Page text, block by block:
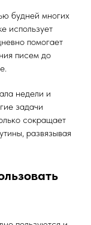
будней многих
использует
помогает
писем до
недели и
задачи
сокращает
развязывая